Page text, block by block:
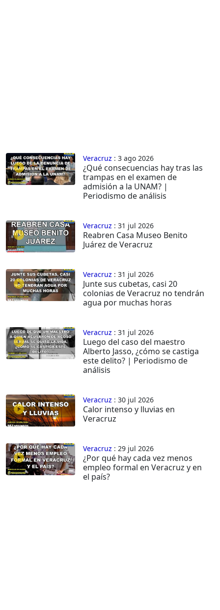
Veracruz : 3 ago 2026
¿Qué consecuencias hay tras las
trampas en el examen de
admisión a la UNAM? |
Periodismo de análisis
Veracruz : 31 jul 2026
Reabren Casa Museo Benito
Juárez de Veracruz
Veracruz : 31 jul 2026
Junte sus cubetas, casi 20
colonias de Veracruz no tendrán
agua por muchas horas
Veracruz : 31 jul 2026
Luego del caso del maestro
Alberto Jasso, ¿cómo se castiga
este delito? | Periodismo de
análisis
Veracruz : 30 jul 2026
Calor intenso y lluvias en
Veracruz
Veracruz : 29 jul 2026
¿Por qué hay cada vez menos
empleo formal en Veracruz y en
el país?